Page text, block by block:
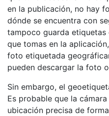
en la publicación, no hay
dónde se encuentra con
tampoco guarda
que tomas en la
foto etiquetada
pueden descargar la foto
Sin embargo, el
Es probable que la
ubicación precisa de